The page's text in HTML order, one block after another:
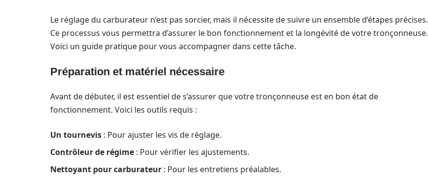
Le réglage du carburateur n’est pas sorcier, mais il nécessite de suivre un ensemble d’étapes précises.
Ce processus vous permettra d’assurer le bon fonctionnement et la longévité de votre tronçonneuse.
Voici un guide pratique pour vous accompagner dans cette tâche.
Préparation et matériel nécessaire
Avant de débuter, il est essentiel de s’assurer que votre tronçonneuse est en bon état de
fonctionnement. Voici les outils requis :
Un tournevis : Pour ajuster les vis de réglage.
Contrôleur de régime : Pour vérifier les ajustements.
Nettoyant pour carburateur : Pour les entretiens préalables.